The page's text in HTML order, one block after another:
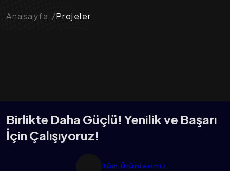
Anasayfa Projeler
Birlikte Daha Güçlü! Yenilik ve Başarı
İçin Çalışıyoruz!
Tüm Ürünlerimiz